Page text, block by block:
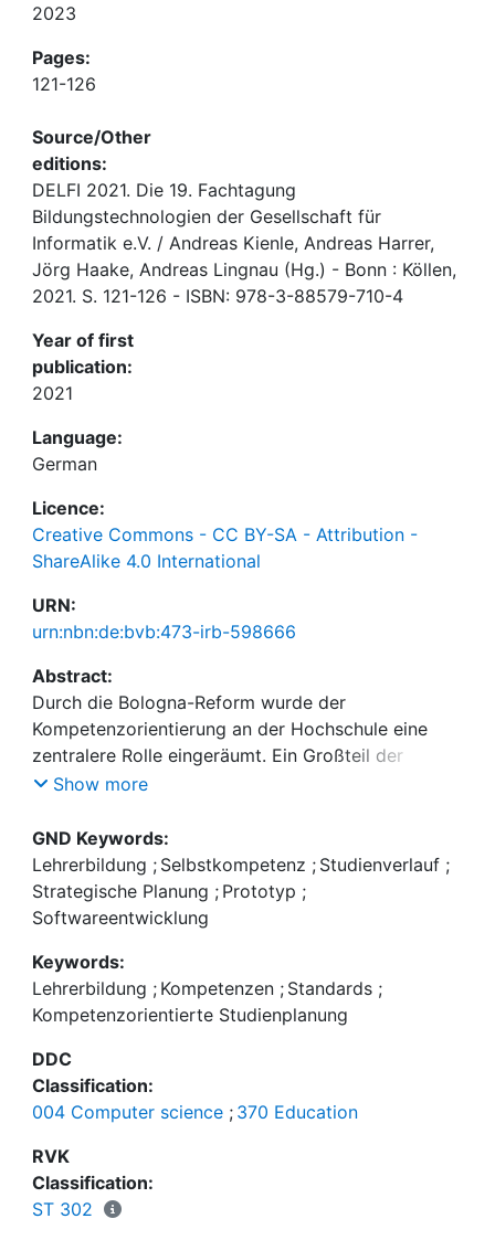
2023
Pages:
121-126
Source/Other
editions:
DELFI 2021. Die 19. Fachtagung
Bildungstechnologien der Gesellschaft für
Informatik e.V. / Andreas Kienle, Andreas Harrer,
Jörg Haake, Andreas Lingnau (Hg.) - Bonn : Köllen,
2021. S. 121-126 - ISBN: 978-3-88579-710-4
Year of first
publication:
2021
Language:
German
Licence:
Creative Commons - CC BY-SA - Attribution -
ShareAlike 4.0 International
URN:
urn:nbn:de:bvb:473-irb-598666
Abstract:
Durch die Bologna-Reform wurde der
Kompetenzorientierung an der Hochschule eine
zentralere Rolle eingeräumt. Ein Großteil der
Studiengänge wurde modularisiert und daran
Ende ihres Studiums haben sollten. Doch nicht
immer sind diese Kompetenzen durch die Struktur
eines Studiengangs vollständig determiniert.
Gerade in Studiengängen mit umfangreicheren
Verantwortung für den Erwerb relevanter
Kompetenzen auch bei den Studierenden selbst
[Rö12, S. 243]. Dieser Beitrag befasst sich daher
der kompetenzorientierten Planung ihres Studiums
unterstützen kann. Wir stellen eine Anwendung vor,
welche für Studierende erstens die in den
Lehrveranstaltungen zu vermittelnden
Kompetenzen visualisiert und zweitens die sich aus
Wahlentscheidungen ergebenden Konsequenzen für
Show more
GND Keywords:
Lehrerbildung ; Selbstkompetenz ; Studienverlauf ;
Strategische Planung ; Prototyp ;
Softwareentwicklung
Keywords:
Lehrerbildung ; Kompetenzen ; Standards ;
Kompetenzorientierte Studienplanung
DDC
Classification:
004 Computer science ; 370 Education
RVK
Classification:
ST 302